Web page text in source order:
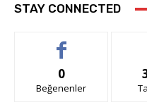
STAY CONNECTED
0
Beğenenler